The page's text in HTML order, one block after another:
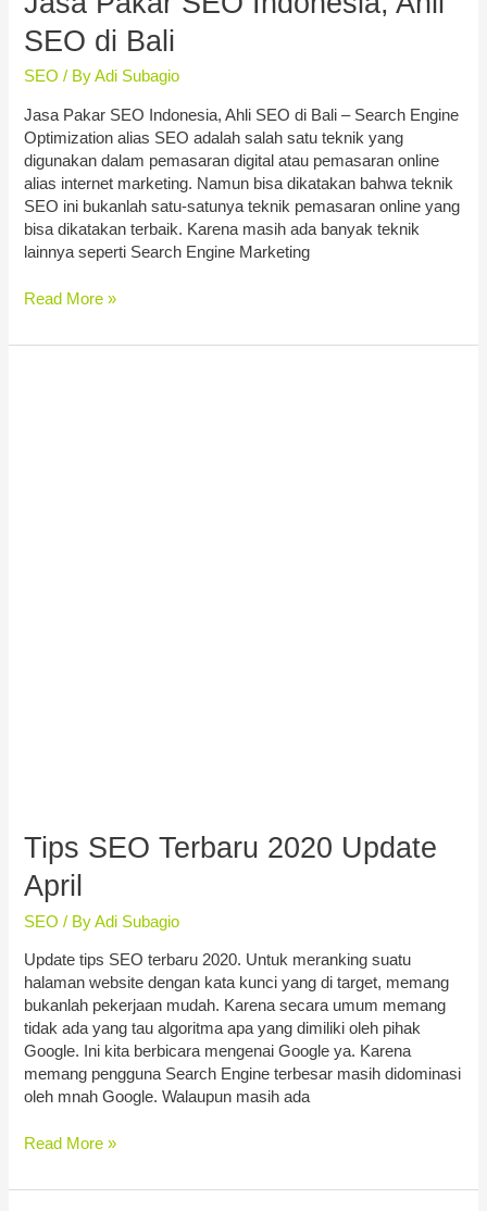
SEO di Bali
SEO / ByAdi Subagio
Jasa Pakar SEO Indonesia, Ahli SEO di Bali – Search Engine
Optimization alias SEO adalah salah satu teknik yang
digunakan dalam pemasaran digital atau pemasaran online
alias internet marketing. Namun bisa dikatakan bahwa teknik
SEO ini bukanlah satu-satunya teknik pemasaran online yang
bisa dikatakan terbaik. Karena masih ada banyak teknik
lainnya seperti Search Engine Marketing
Read More »
Tips SEO Terbaru 2020 Update
April
SEO / ByAdi Subagio
Update tips SEO terbaru 2020. Untuk meranking suatu
halaman website dengan kata kunci yang di target, memang
bukanlah pekerjaan mudah. Karena secara umum memang
tidak ada yang tau algoritma apa yang dimiliki oleh pihak
Google. Ini kita berbicara mengenai Google ya. Karena
memang pengguna Search Engine terbesar masih didominasi
oleh mnah Google. Walaupun masih ada
Read More »